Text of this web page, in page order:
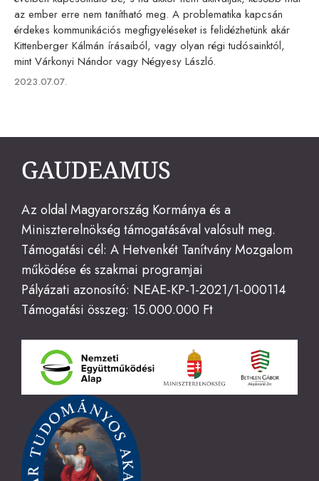
az ember erre nem tanítható meg. A problematika kapcsán
érdekes kommunikációs megfigyeléseket is felidézhetünk akár
Kittenberger Kálmán írásaiból, vagy olyan régi tudósainktól,
mint Várkonyi Nándor vagy Négyesy László.
Published
2023.07.07.
Az oldal Magyarország Kormánya és a
Miniszterelnökség támogatásával valósult meg.
Támogatási cél: A Hetvenkét Tanítvány Mozgalom
működése és szakmai programjai
Pályázati azonosító: NEAE-KP-1-2021/1-000114
Támogatási összeg: 15.000.000 Ft